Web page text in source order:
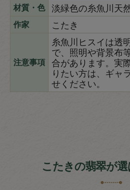
材質・色 淡緑色の糸魚川天
作家 こたき
注意事項
糸魚川ヒスイは透
で、照明や背景布
合があります。実
りたい方は、ギャ
せください。
こたきの翡翠が